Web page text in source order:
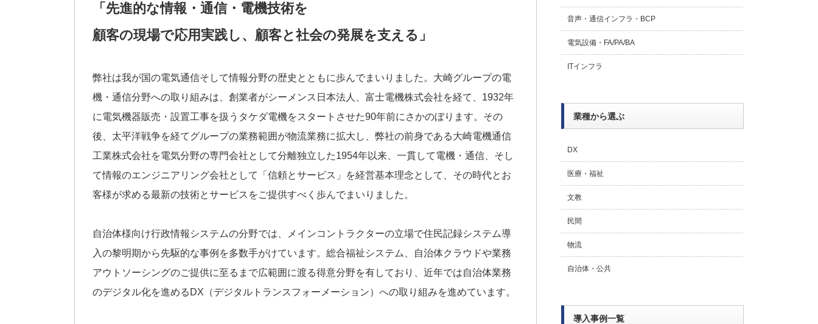
「先進的な情報・通信・電機技術を
顧客の現場で応用実践し、顧客と社会の発展を支える」
弊社は我が国の電気通信そして情報分野の歴史とともに歩んでまいりました。大崎グループの電
機・通信分野への取り組みは、創業者がシーメンス日本法人、富士電機株式会社を経て、1932年
に電気機器販売・設置工事を扱うタケダ電機をスタートさせた90年前にさかのぼります。その
後、太平洋戦争を経てグループの業務範囲が物流業務に拡大し、弊社の前身である大崎電機通信
工業株式会社を電気分野の専門会社として分離独立した1954年以来、一貫して電機・通信、そし
て情報のエンジニアリング会社として「信頼とサービス」を経営基本理念として、その時代とお
客様が求める最新の技術とサービスをご提供すべく歩んでまいりました。
自治体様向け行政情報システムの分野では、メインコントラクターの立場で住民記録システム導
入の黎明期から先駆的な事例を多数手がけています。総合福祉システム、自治体クラウドや業務
アウトソーシングのご提供に至るまで広範囲に渡る得意分野を有しており、近年では自治体業務
のデジタル化を進めるDX（デジタルトランスフォーメーション）への取り組みを進めています。
音声・通信インフラ・BCP
電気設備・FA/PA/BA
ITインフラ
業種から選ぶ
DX
医療・福祉
文教
民間
物流
自治体・公共
導入事例一覧